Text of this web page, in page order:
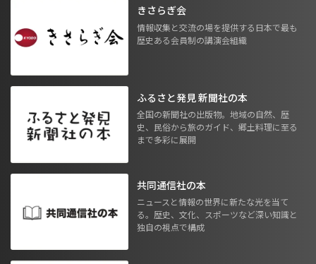
きさらぎ会
情報収集と交流の場を提供する日本で最も
歴史ある会員制の講演会組織
ふるさと発見 新聞社の本
全国の新聞社の出版物。地域の自然、歴
史、民俗から旅のガイド、郷土料理に至る
まで多彩に展開
共同通信社の本
ニュースと情報の世界に新たな光を当て
る。歴史、文化、スポーツなど深い知識と
独自の視点で構成